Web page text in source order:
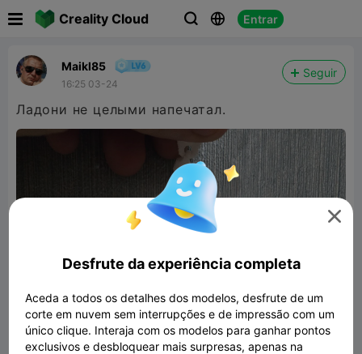
Creality Cloud   Entrar
Maikl85
16:25 03-24
Seguir
Ладони не целыми напечатал.

Desfrute da experiência completa
Aceda a todos os detalhes dos modelos, desfrute de um
corte em nuvem sem interrupções e de impressão com um
único clique. Interaja com os modelos para ganhar pontos
exclusivos e desbloquear mais surpresas, apenas na